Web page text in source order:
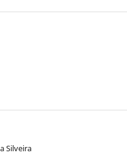
Silveira